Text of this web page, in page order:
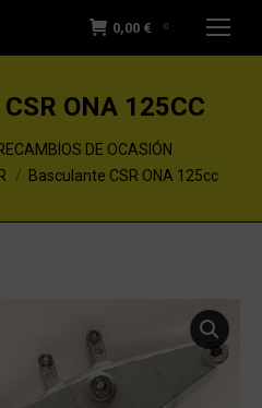
0,00 € 0
ONA 125CC
DE OCASIÓN
Basculante CSR ONA 125cc